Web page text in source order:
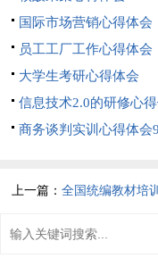
国际市场营销心得体会
员工工厂工作心得体会
大学生考研心得体会
信息技术2.0的研修心
商务谈判实训心得体会
上一篇：全国统编教材培